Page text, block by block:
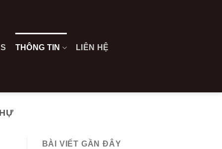
THÔNG TIN LIÊN HỆ
BÀI VIẾT GẦN ĐÂY